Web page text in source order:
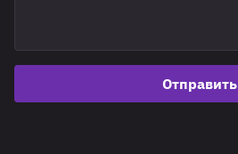
Отправить